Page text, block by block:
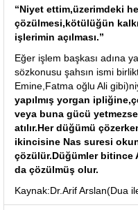
“Niyet ettim,üzerimdeki
çözülmesi,kötülüğün
işlerimin açılması.”
Eğer işlem başkası adına
sözkonusu şahsın ismi
Emine,Fatma oğlu Ali
yapılmış yorgan
veya buna gücü
atılır.Her düğümü
ikincisine Nas suresi
çözülür.Düğümler bitince
da çözülmüş olur.
Kaynak:Dr.Arif Arslan(Dua